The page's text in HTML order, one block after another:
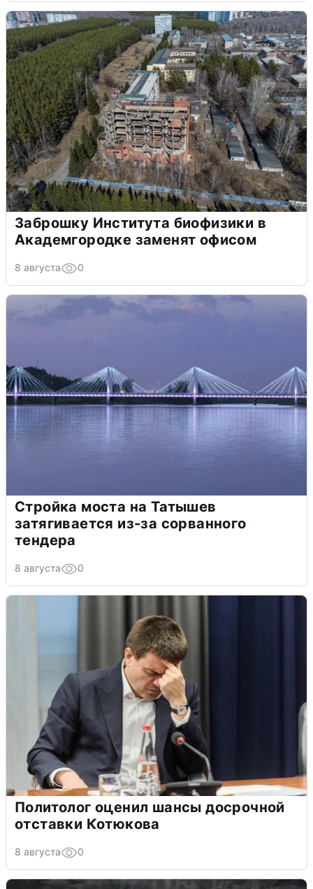
Заброшку Института биофизики в
Академгородке заменят офисом
8 августа 0
Стройка моста на Татышев
затягивается из-за сорванного
тендера
8 августа 0
Политолог оценил шансы досрочной
отставки Котюкова
8 августа 0